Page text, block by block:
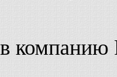
компанию